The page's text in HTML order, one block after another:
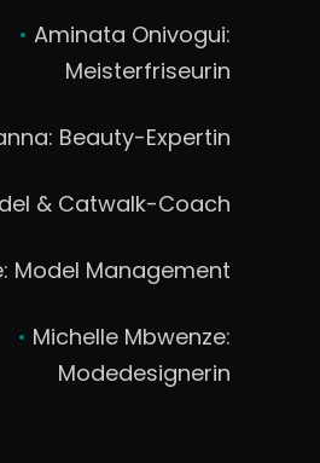
• Aminata Onivogui:
Meisterfriseurin
Beauty-Expertin
& Catwalk-Coach
Model Management
• Michelle Mbwenze:
Modedesignerin